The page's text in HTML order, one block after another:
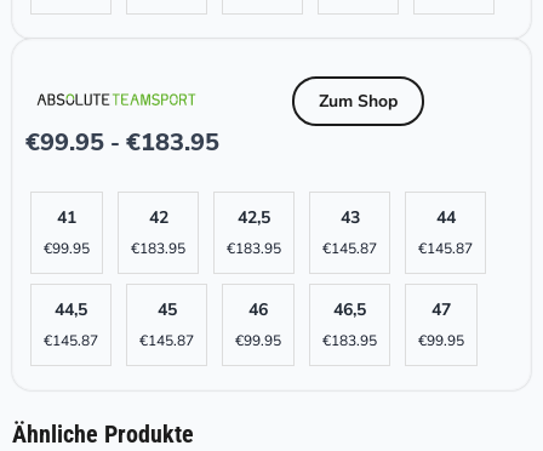
€99.95 - €183.95
Zum Shop
41
€99.95
42
€183.95
42,5
€183.95
43
€145.87
44
€145.87
44,5
€145.87
45
€145.87
46
€99.95
46,5
€183.95
47
€99.95
Ähnliche Produkte